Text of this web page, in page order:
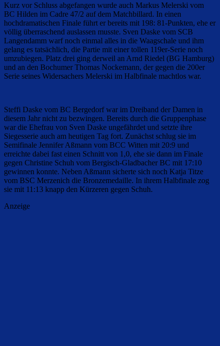
Kurz vor Schluss abgefangen wurde auch Markus Melerski vom
BC Hilden im Cadre 47/2 auf dem Matchbillard. In einen
hochdramatischen Finale führt er bereits mit 198: 81-Punkten, ehe er
völlig überraschend auslassen musste. Sven Daske vom SCB
Langendamm warf noch einmal alles in die Waagschale und ihm
gelang es tatsächlich, die Partie mit einer tollen 119er-Serie noch
umzubiegen. Platz drei ging derweil an Arnd Riedel (BG Hamburg)
und an den Bochumer Thomas Nockemann, der gegen die 200er
Serie seines Widersachers Melerski im Halbfinale machtlos war.
Steffi Daske vom BC Bergedorf war im Dreiband der Damen in
diesem Jahr nicht zu bezwingen. Bereits durch die Gruppenphase
war die Ehefrau von Sven Daske ungefährdet und setzte ihre
Siegesserie auch am heutigen Tag fort. Zunächst schlug sie im
Semifinale Jennifer Aßmann vom BCC Witten mit 20:9 und
erreichte dabei fast einen Schnitt von 1,0, ehe sie dann im Finale
gegen Christine Schuh vom Bergisch-Gladbacher BC mit 17:10
gewinnen konnte. Neben Aßmann sicherte sich noch Katja Titze
vom BSC Merzenich die Bronzemedaille. In ihrem Halbfinale zog
sie mit 11:13 knapp den Kürzeren gegen Schuh.
Anzeige